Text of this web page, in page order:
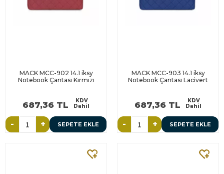
MACK MCC-902 14.1 iksy
Notebook Çantası Kırmızı
687,36 TL
KDV
Dahil
- + SEPETE EKLE
MACK MCC-903 14.1 iksy
Notebook Çantası Lacivert
687,36 TL
KDV
Dahil
- + SEPETE EKLE